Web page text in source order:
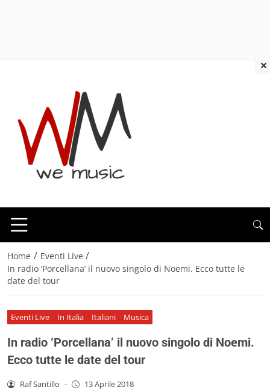
Home / Eventi Live /
In radio ‘Porcellana’ il nuovo singolo di Noemi. Ecco tutte le
date del tour
Eventi Live In Italia Italiani Musica
In radio ‘Porcellana’ il nuovo singolo di Noemi.
Ecco tutte le date del tour
Raf Santillo - 13 Aprile 2018
×